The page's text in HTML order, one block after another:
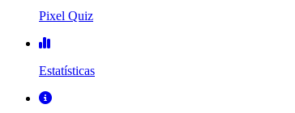
Pixel Quiz
Estatísticas